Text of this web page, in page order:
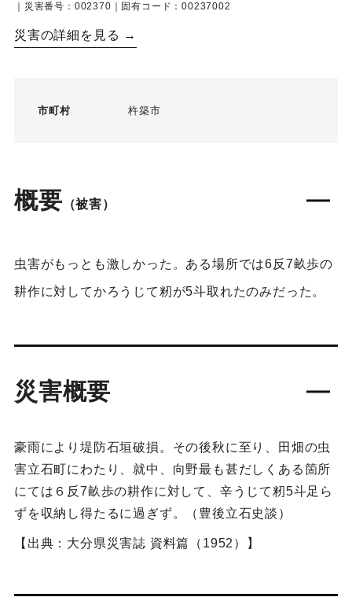
｜災害番号：002370｜固有コード：00237002
災害の詳細を見る →
市町村 杵築市
概要 （被害）
虫害がもっとも激しかった。ある場所では6反7畝歩の
耕作に対してかろうじて籾が5斗取れたのみだった。
災害概要
豪雨により堤防石垣破損。その後秋に至り、田畑の虫
害立石町にわたり、就中、向野最も甚だしくある箇所
にては６反7畝歩の耕作に対して、辛うじて籾5斗足ら
ずを収納し得たるに過ぎず。（豊後立石史談）
【出典：大分県災害誌 資料篇（1952）】